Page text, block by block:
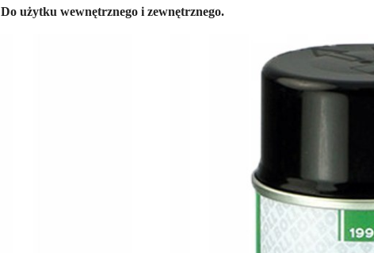
Do użytku wewnętrznego i zewnętrznego.